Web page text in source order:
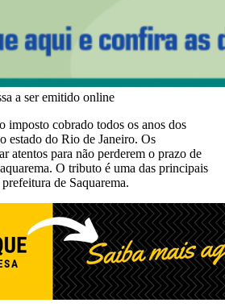
a ser emitido online
imposto cobrado todos os anos dos
estado do Rio de Janeiro. Os
atentos para não perderem o prazo de
O tributo é uma das principais
de Saquarema.